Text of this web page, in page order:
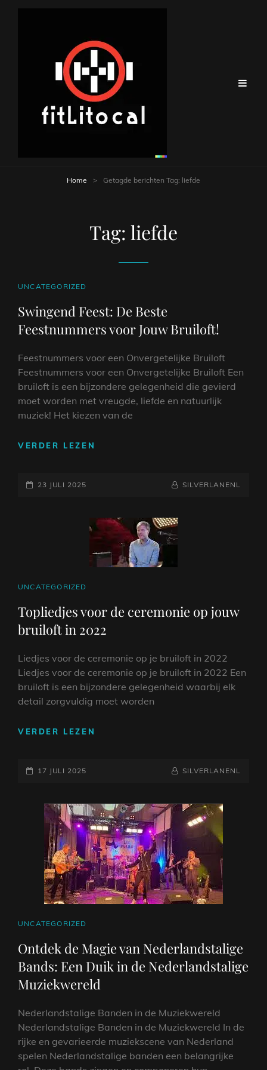
Home > Getagde berichten Tag: liefde
Tag: liefde
CAT
UNCATEGORIZED
Swingend Feest: De Beste
Feestnummers voor Jouw Bruiloft!
Feestnummers voor een Onvergetelijke Bruiloft
Feestnummers voor een Onvergetelijke Bruiloft Een
bruiloft is een bijzondere gelegenheid die gevierd
moet worden met vreugde, liefde en natuurlijk
muziek! Het kiezen van de
VERDER LEZEN
JOUW
BRUILOFT!
GEPLAATST
23 JULI 2025 NAAMREGEL
BYLINE
SILVERLANENL
CAT
UNCATEGORIZED
Topliedjes voor de ceremonie op jouw
bruiloft in 2022
Liedjes voor de ceremonie op je bruiloft in 2022
Liedjes voor de ceremonie op je bruiloft in 2022 Een
bruiloft is een bijzondere gelegenheid waarbij elk
detail zorgvuldig moet worden
VERDER LEZEN
BRUILOFT
IN
2022
GEPLAATST
17 JULI 2025 NAAMREGEL
BYLINE
SILVERLANENL
CAT
UNCATEGORIZED
Ontdek de Magie van Nederlandstalige
Bands: Een Duik in de Nederlandstalige
Muziekwereld
Nederlandstalige Banden in de Muziekwereld
Nederlandstalige Banden in de Muziekwereld In de
rijke en gevarieerde muziekscene van Nederland
spelen Nederlandstalige banden een belangrijke